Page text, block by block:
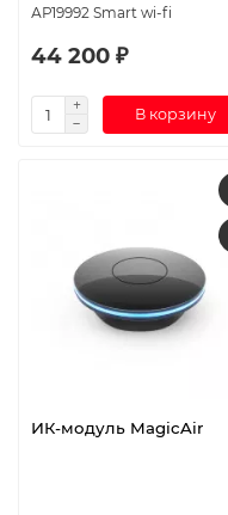
АР19992 Smart wi-fi
44 200 ₽
В корзину
ИК-модуль MagicAir